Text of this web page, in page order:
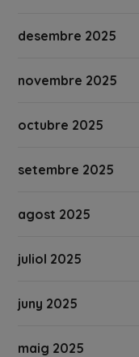
desembre 2025
novembre 2025
octubre 2025
setembre 2025
agost 2025
juliol 2025
juny 2025
maig 2025